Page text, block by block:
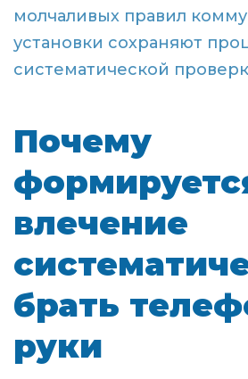
молчаливых правил
установки сохраняют
систематической
Почему
влечение
брать
руки